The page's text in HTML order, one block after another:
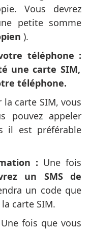
Vous devrez
petite somme
).
téléphone :
une carte SIM,
téléphone.
la carte SIM, vous
pouvez appeler
il est préférable
: Une fois
un SMS de
un code que
carte SIM.
Une fois que vous